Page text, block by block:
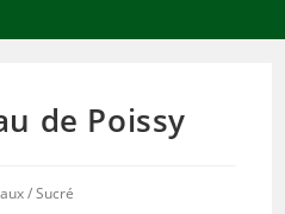
de Poissy
/Sucré